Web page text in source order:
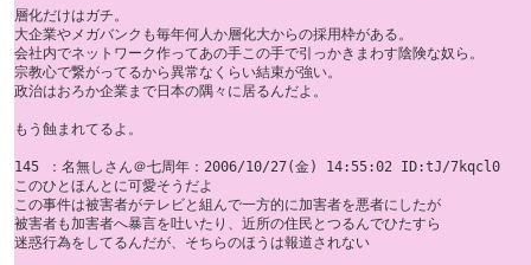
層化だけはガチ。
大企業やメガバンクも毎年何人か層化大からの採用枠がある。
会社内でネットワーク作ってあの手この手で引っかきまわす陰険な奴ら。
宗教心で繋がってるから異常なくらい結束が強い。
政治はおろか企業まで日本の隅々に居るんだよ。
もう蝕まれてるよ。
145 ：名無しさん＠七周年：2006/10/27(金) 14:55:02 ID:tJ/7kqcl0
このひとほんとに可愛そうだよ
この事件は被害者がテレビと組んで一方的に加害者を悪者にしたが
被害者も加害者へ暴言を吐いたり、近所の住民とつるんでひたすら
迷惑行為をしてるんだが、そちらのほうは報道されない